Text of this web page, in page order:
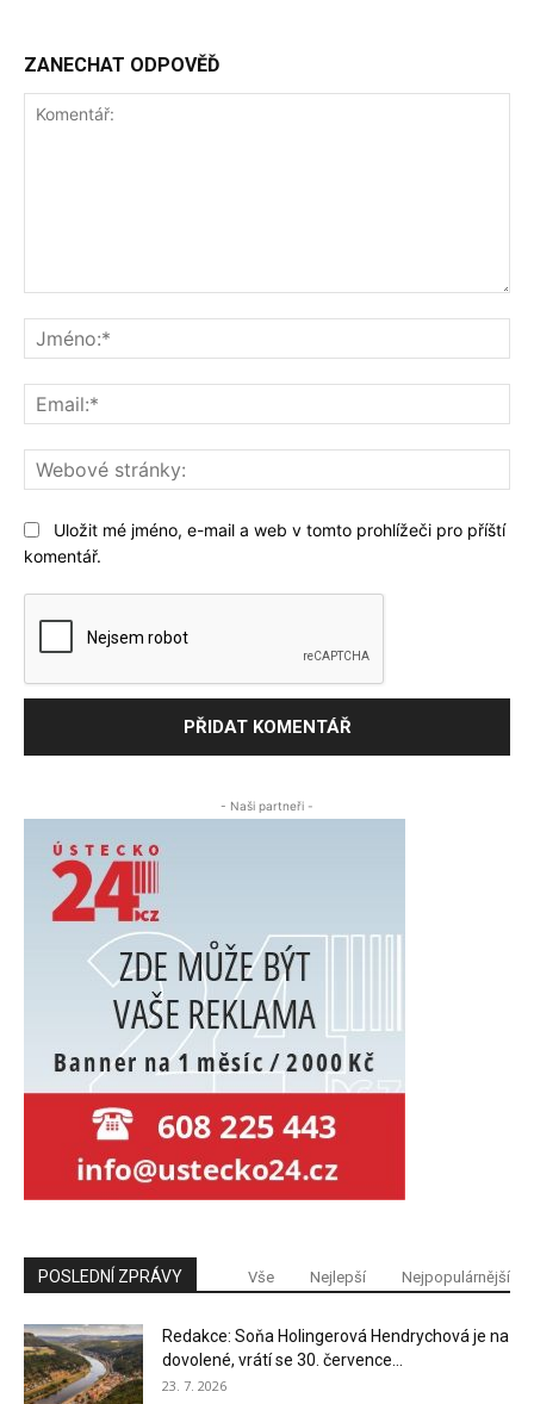
ZANECHAT ODPOVĚĎ
Uložit mé jméno, e-mail a web v tomto prohlížeči pro příští
komentář.
- Naši partneři -
POSLEDNÍ ZPRÁVY Vše Nejlepší Nejpopulárnější
Redakce: Soňa Holingerová Hendrychová je na
dovolené, vrátí se 30. července...
23. 7. 2026